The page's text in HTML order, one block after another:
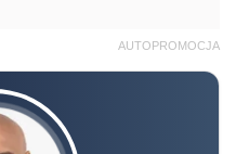
AUTOPROMOCJA